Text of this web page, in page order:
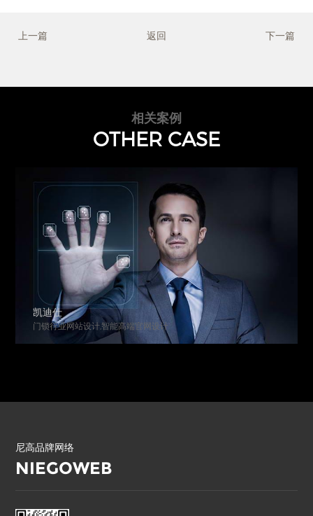
上一篇 下一篇
返回
相关案例
OTHER CASE
凯迪仕
门锁行业网站设计,智能高端官网设计
尼高品牌网络
NIEGOWEB